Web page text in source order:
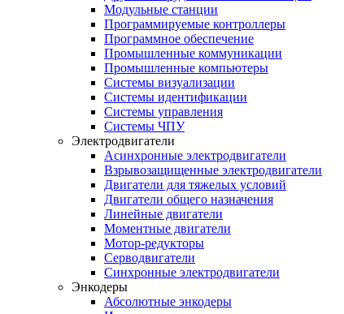
Модульные станции
Программируемые контроллеры
Программное обеспечение
Промышленные коммуникации
Промышленные компьютеры
Системы визуализации
Системы идентификации
Системы управления
Системы ЧПУ
Электродвигатели
Асинхронные электродвигатели
Взрывозащищенные электродвигатели
Двигатели для тяжелых условий
Двигатели общего назначения
Линейные двигатели
Моментные двигатели
Мотор-редукторы
Серводвигатели
Синхронные электродвигатели
Энкодеры
Абсолютные энкодеры